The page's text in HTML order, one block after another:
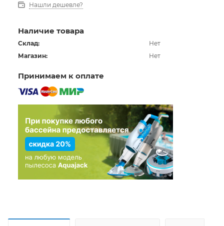
Нашли дешевле?
Наличие товара
Склад:
Нет
Магазин:
Нет
Принимаем к оплате